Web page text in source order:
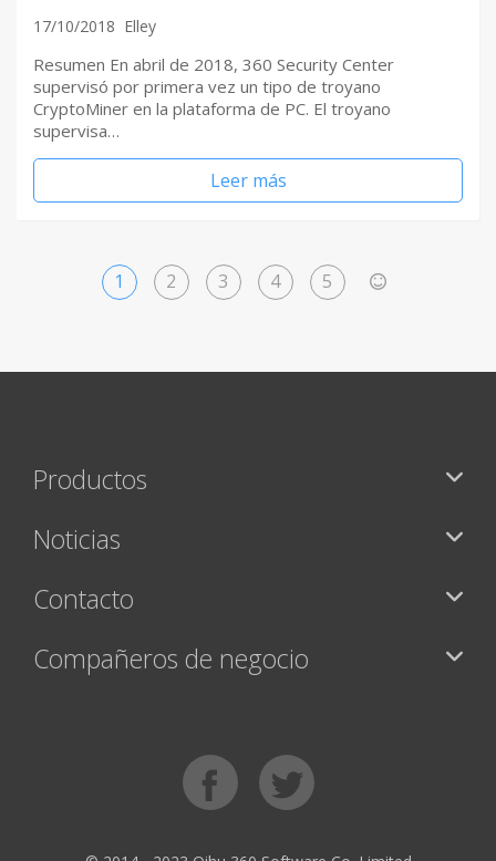
17/10/2018 Elley
Resumen En abril de 2018, 360 ​Security Center
supervisó por primera vez un tipo de troyano
CryptoMiner en la plataforma de PC. El troyano
supervisa…
Leer más
1 2 3 4 5
Productos
Noticias
Contacto
Compañeros de negocio